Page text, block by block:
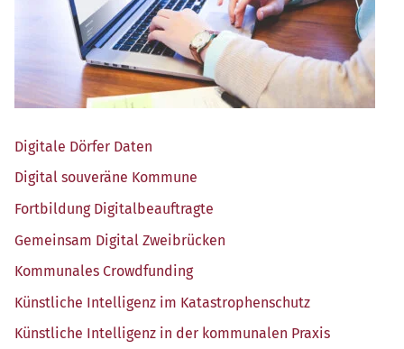
Digi­ta­le Dör­fer Daten
Digi­tal sou­ve­rä­ne Kommune
Fort­bil­dung Digitalbeauftragte
Gemein­sam Digi­tal Zweibrücken
Kom­mu­na­les Crowdfunding
Künst­li­che Intel­li­genz im Katastrophenschutz
Künst­li­che Intel­li­genz in der kom­mu­na­len Praxis